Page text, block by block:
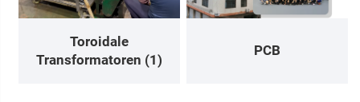
Toroidale
Transformatoren (1)
PCB